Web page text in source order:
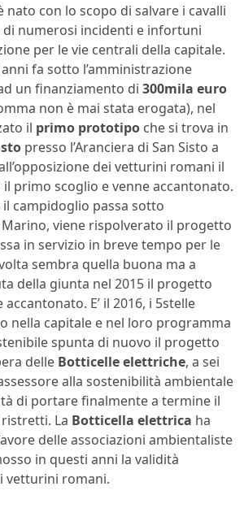
con lo scopo di salvare i cavalli
numerosi incidenti e infortuni
per le vie centrali della capitale.
fa sotto l’amministrazione
un finanziamento di 300mila euro
non è mai stata erogata), nel
il primo prototipo che si trova in
presso l’Aranciera di San Sisto a
dei vetturini romani il
primo scoglio e venne accantonato.
il campidoglio passa sotto
Marino, viene rispolverato il progetto
in servizio in breve tempo per le
sembra quella buona ma a
della giunta nel 2015 il progetto
E’ il 2016, i 5stelle
nella capitale e nel loro programma
spunta di nuovo il progetto
delle Botticelle elettriche, a sei
alla sostenibilità ambientale
di portare finalmente a termine il
La Botticella elettrica ha
delle associazioni ambientaliste
in questi anni la validità
vetturini romani.